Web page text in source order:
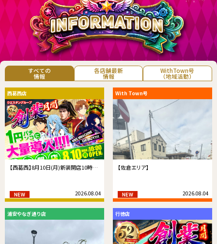
すべての
情報
各店舗最新
情報
WithTown号
（地域活動）
西葛西店
【西葛西】8月10日(月)新装開店10時…
2026.08.04
With Town号
【佐倉エリア】
2026.08.04
浦安やなぎ通り店 行徳店